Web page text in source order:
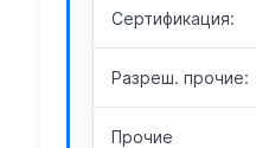
Сертификация:
Разреш. прочие:
Прочие